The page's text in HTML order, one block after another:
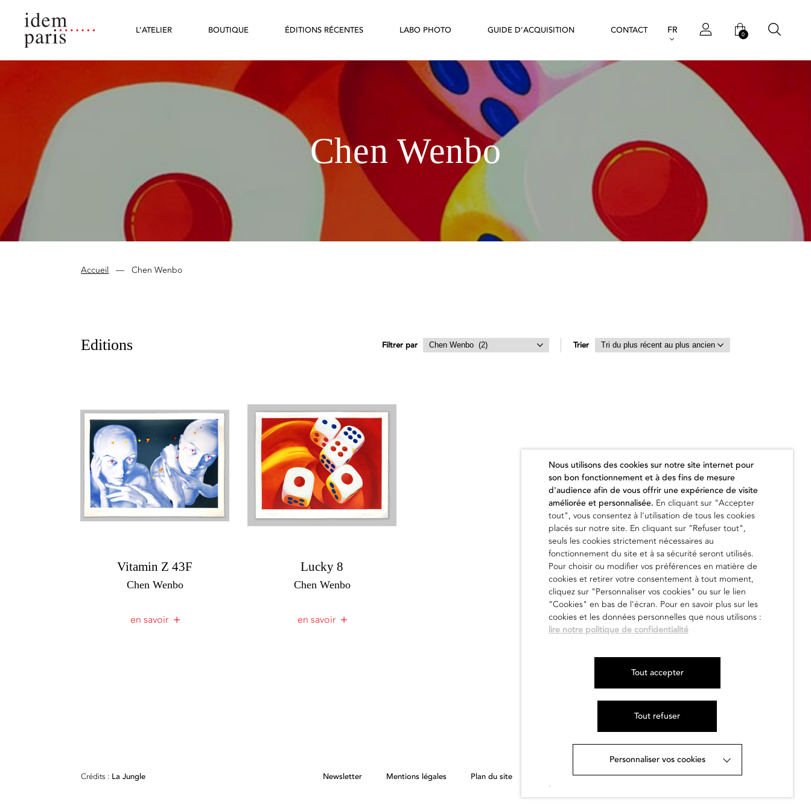
L’ATELIER BOUTIQUE ÉDITIONS RÉCENTES LABO PHOTO GUIDE D’ACQUISITION CONTACT FR 0
Chen Wenbo
Accueil —Chen Wenbo
Editions Filtrer par Trier
Vitamin Z 43F
Chen Wenbo
en savoir
Lucky 8
Chen Wenbo
en savoir
Crédits : La Jungle Newsletter Mentions légales Plan du site
Nous utilisons des cookies sur notre site internet pour
son bon fonctionnement et à des fins de mesure
d'audience afin de vous offrir une expérience de visite
améliorée et personnalisée. En cliquant sur "Accepter
tout", vous consentez à l'utilisation de tous les cookies
placés sur notre site. En cliquant sur "Refuser tout",
seuls les cookies strictement nécessaires au
fonctionnement du site et à sa sécurité seront utilisés.
Pour choisir ou modifier vos préférences en matière de
cookies et retirer votre consentement à tout moment,
cliquez sur "Personnaliser vos cookies" ou sur le lien
"Cookies" en bas de l'écran. Pour en savoir plus sur les
cookies et les données personnelles que nous utilisons :
lire notre politique de confidentialité
Tout accepter
Tout refuser
Personnaliser vos cookies
.